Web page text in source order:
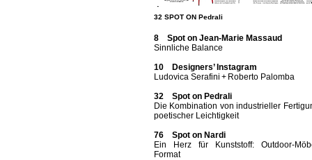
32 SPOT ON Pedrali
8 Spot on Jean-Marie Massaud
Sinnliche Balance
10 Designers’ Instagram
Ludovica Serafini + Roberto Palomba
32 Spot on Pedrali
Die Kombination von industrieller
poetischer Leichtigkeit
76 Spot on Nardi
Ein Herz für Kunststoff: Outdoor-
Format